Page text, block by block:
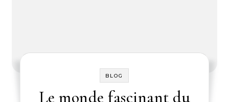
BLOG
Le monde fascinant du